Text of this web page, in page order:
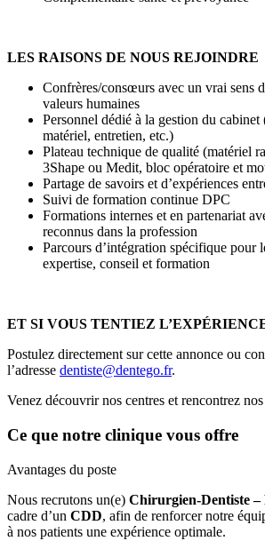
LES RAISONS DE NOUS REJOINDRE
Confrères/consœurs avec un vrai sens
valeurs humaines
Personnel dédié à la gestion du
matériel, entretien, etc.)
Plateau technique de qualité (matériel
3Shape ou Medit, bloc opératoire et
Partage de savoirs et d’expériences
Suivi de formation continue DPC
Formations internes et en partenariat
reconnus dans la profession
Parcours d’intégration spécifique pour
expertise, conseil et formation
ET SI VOUS TENTIEZ
Postulez directement sur cette annonce ou
l’adresse dentiste@dentego.fr.
Venez découvrir nos centres et rencontrez
Ce que notre clinique vous offre
Avantages du poste
Nous recrutons un(e) Chirurgien-Dentiste –
cadre d’un CDD, afin de renforcer notre
à nos patients une expérience optimale.